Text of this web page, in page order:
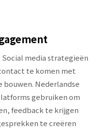
media strategieën
te komen met
Nederlandse
gebruiken om
feedback te krijgen
te creëren